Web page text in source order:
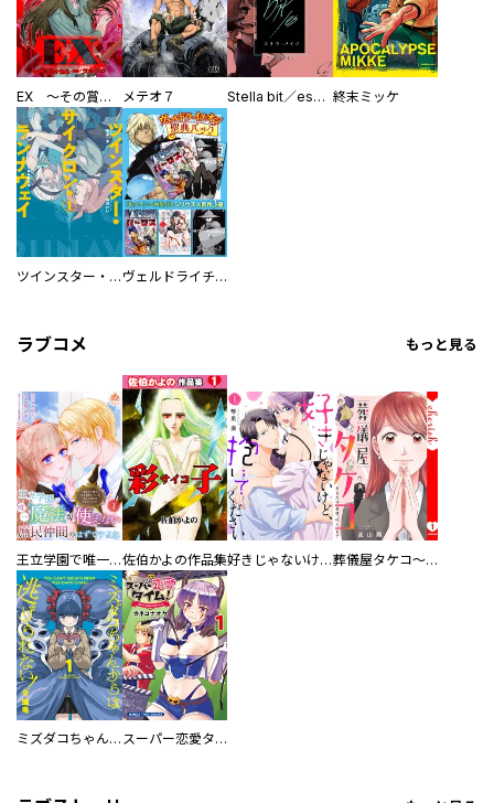
EX ～その賞金稼ぎは、世界の出口を探す～【単行本版】 メテオ７ Stella bit／es【単話版】 終末ミッケ
ツインスター・サイクロン・ランナウェイ ヴェルドライチオシ聖典パック 『転スラ』ミニ画集付き シリウス人気作３選
ラブコメ もっと見る
王立学園で唯一魔法が使えない庶民仲間のはずですよね～実は王子様で私を溺愛しているなんて告白はやめてください～佐伯かよの作品集 好きじゃないけど、抱いてください【電子単行本版／特典おまけ付き】 葬儀屋タケコ～あなたの最期、叶えます【電子単行本版】
ミズダコちゃんからは逃げられない！ スーパー恋愛タイム！～現場でドＳな彼女は自宅でデレる～